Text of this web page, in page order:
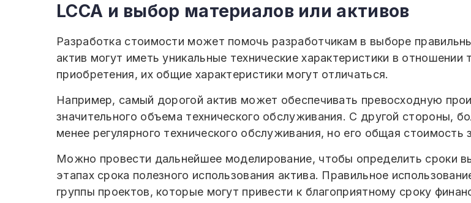
LCCA и выбор материалов или активов
Разработка стоимости может помочь разработчикам в выборе
актив могут иметь уникальные технические характеристики в
приобретения, их общие характеристики могут отличаться.
Например, самый дорогой актив может обеспечивать превосходную
значительного объема технического обслуживания. С другой стороны,
менее регулярного технического обслуживания, но его общая стоимость
Можно провести дальнейшее моделирование, чтобы определить сроки
этапах срока полезного использования актива. Правильное
группы проектов, которые могут привести к благоприятному сроку